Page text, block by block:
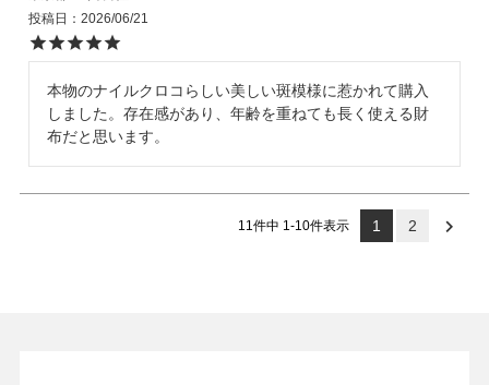
投稿日
2026/06/21
本物のナイルクロコらしい美しい斑模様に惹かれて購入
しました。存在感があり、年齢を重ねても長く使える財
布だと思います。
11 件中 1 -10件表示 1 2